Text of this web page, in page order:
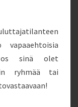
sinä olet
ryhmää tai